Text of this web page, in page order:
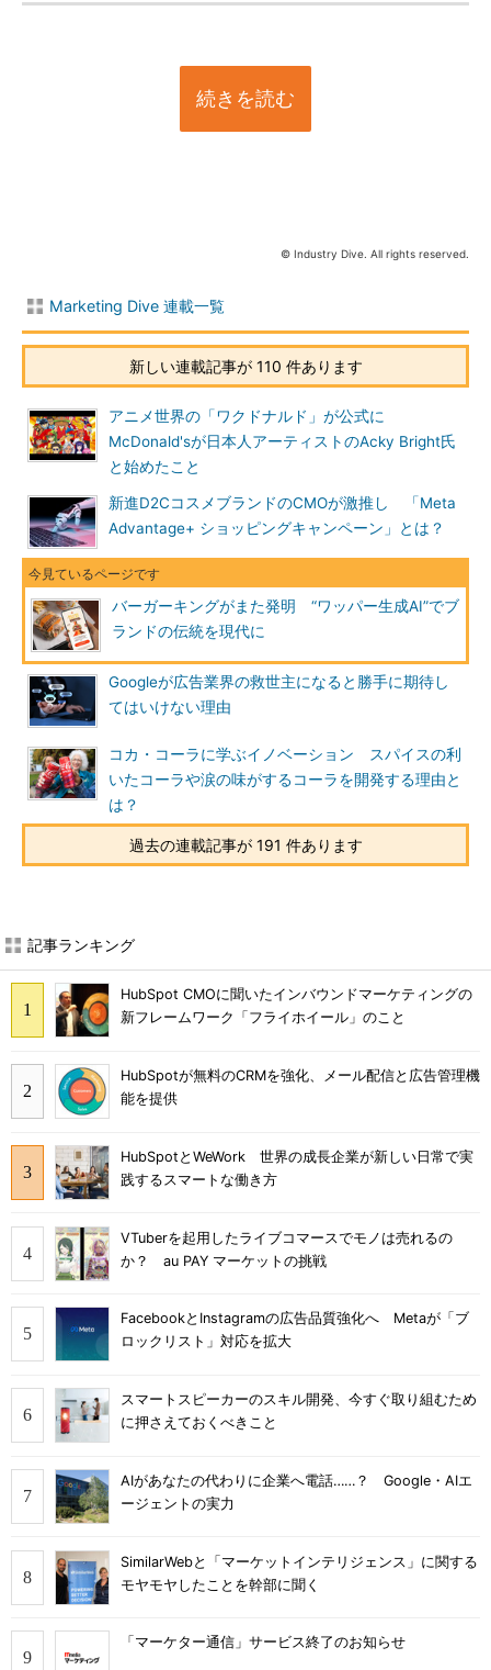
続きを読む
© Industry Dive. All rights reserved.
Marketing Dive 連載一覧
新しい連載記事が 110 件あります
アニメ世界の「ワクドナルド」が公式に
McDonald'sが日本人アーティストのAcky Bright氏
と始めたこと
新進D2CコスメブランドのCMOが激推し 「Meta
Advantage+ ショッピングキャンペーン」とは？
バーガーキングがまた発明 “ワッパー生成AI”でブ
ランドの伝統を現代に
Googleが広告業界の救世主になると勝手に期待し
てはいけない理由
コカ・コーラに学ぶイノベーション スパイスの利
いたコーラや涙の味がするコーラを開発する理由と
は？
過去の連載記事が 191 件あります
記事ランキング
HubSpot CMOに聞いたインバウンドマーケティングの
新フレームワーク「フライホイール」のこと
HubSpotが無料のCRMを強化、メール配信と広告管理機
能を提供
HubSpotとWeWork 世界の成長企業が新しい日常で実
践するスマートな働き方
VTuberを起用したライブコマースでモノは売れるの
か？ au PAY マーケットの挑戦
FacebookとInstagramの広告品質強化へ Metaが「ブ
ロックリスト」対応を拡大
スマートスピーカーのスキル開発、今すぐ取り組むため
に押さえておくべきこと
AIがあなたの代わりに企業へ電話……？ Google・AIエ
ージェントの実力
SimilarWebと「マーケットインテリジェンス」に関する
モヤモヤしたことを幹部に聞く
「マーケター通信」サービス終了のお知らせ